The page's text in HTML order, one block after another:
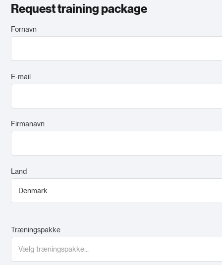
Request training package
Fornavn
E-mail
Firmanavn
Land
Træningspakke